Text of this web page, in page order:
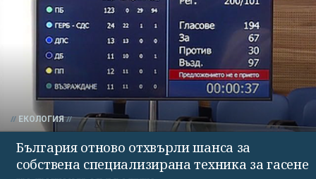
ЕКОЛОГИЯ
България отново отхвърли шанса за
собствена специализирана техника за гасене